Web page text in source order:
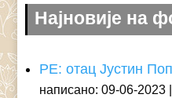
Најновије на
РЕ: отац Јустин
написано: 09-06-2023